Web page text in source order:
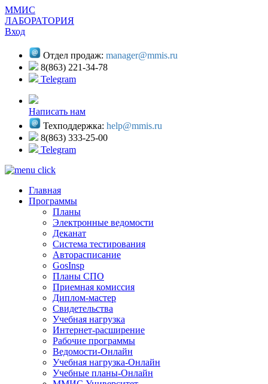
ММИС
ЛАБОРАТОРИЯ
Вход
Отдел продаж: manager@mmis.ru
8(863) 221-34-78
Telegram
Написать нам
Техподдержка: help@mmis.ru
8(863) 333-25-00
Telegram
Главная
Программы
Планы
Электронные ведомости
Деканат
Система тестирования
Авторасписание
GosInsp
Планы СПО
Приемная комиссия
Диплом-мастер
Свидетельства
Учебная нагрузка
Интернет-расширение
Рабочие программы
Ведомости-Онлайн
Учебная нагрузка-Онлайн
Учебные планы-Онлайн